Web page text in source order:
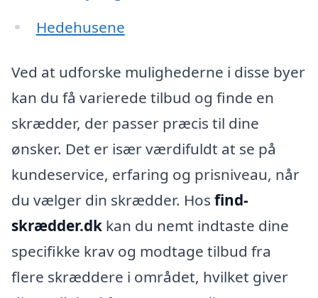
Hedehusene
Ved at udforske mulighederne i disse byer
kan du få varierede tilbud og finde en
skrædder, der passer præcis til dine
ønsker. Det er især værdifuldt at se på
kundeservice, erfaring og prisniveau, når
du vælger din skrædder. Hos find-
skrædder.dk kan du nemt indtaste dine
specifikke krav og modtage tilbud fra
flere skræddere i området, hvilket giver